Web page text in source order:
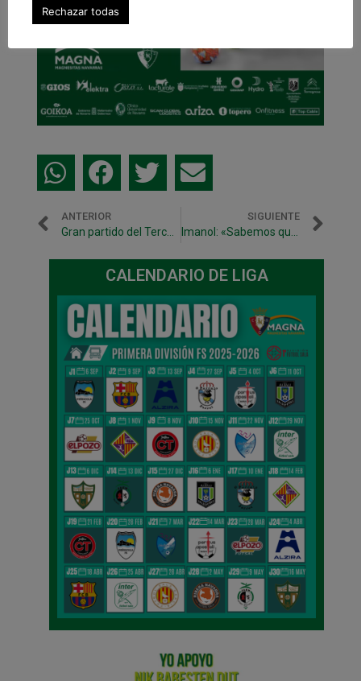
ANTERIOR
Gran partido del Tercera, que supera con claridad al Tafatrans
SIGUIENTE
CALENDARIO DE LIGA
Rechazar todas